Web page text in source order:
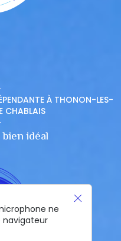
À THONON-LES-
CHABLAIS
idéal
ne
navigateur